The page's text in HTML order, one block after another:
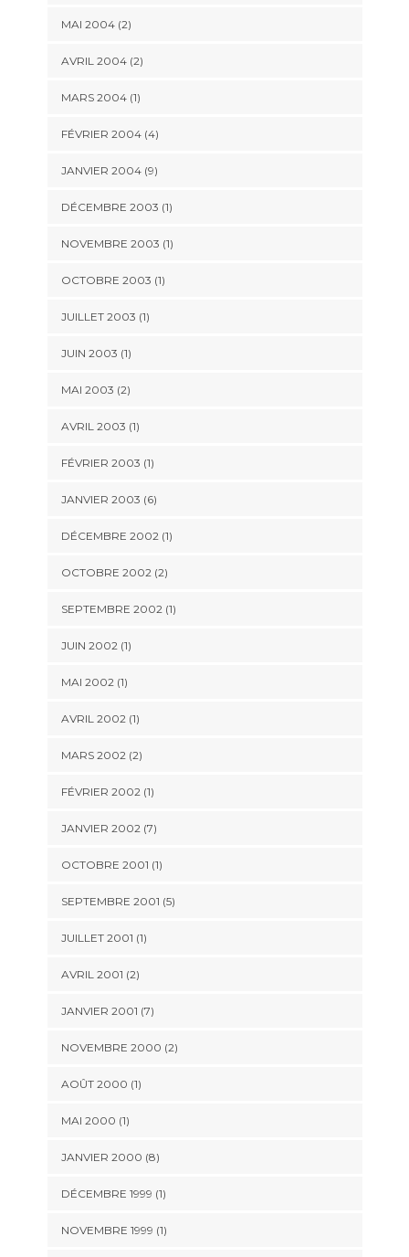
MAI 2004 (2)
AVRIL 2004 (2)
MARS 2004 (1)
FÉVRIER 2004 (4)
JANVIER 2004 (9)
DÉCEMBRE 2003 (1)
NOVEMBRE 2003 (1)
OCTOBRE 2003 (1)
JUILLET 2003 (1)
JUIN 2003 (1)
MAI 2003 (2)
AVRIL 2003 (1)
FÉVRIER 2003 (1)
JANVIER 2003 (6)
DÉCEMBRE 2002 (1)
OCTOBRE 2002 (2)
SEPTEMBRE 2002 (1)
JUIN 2002 (1)
MAI 2002 (1)
AVRIL 2002 (1)
MARS 2002 (2)
FÉVRIER 2002 (1)
JANVIER 2002 (7)
OCTOBRE 2001 (1)
SEPTEMBRE 2001 (5)
JUILLET 2001 (1)
AVRIL 2001 (2)
JANVIER 2001 (7)
NOVEMBRE 2000 (2)
AOÛT 2000 (1)
MAI 2000 (1)
JANVIER 2000 (8)
DÉCEMBRE 1999 (1)
NOVEMBRE 1999 (1)